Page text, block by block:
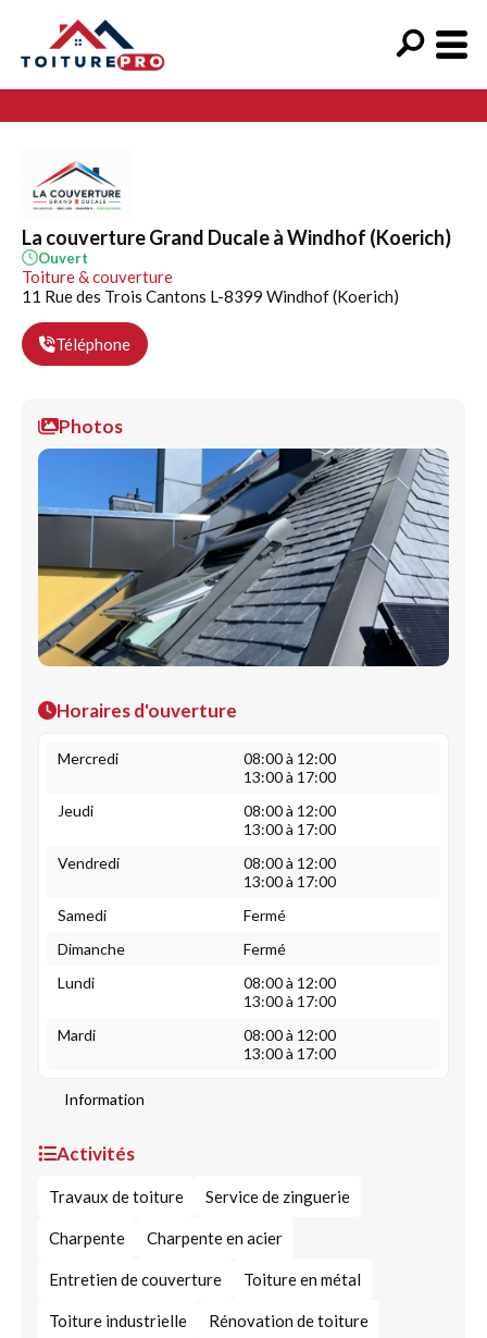
La couverture Grand Ducale à Windhof (Koerich)
Ouvert
Toiture & couverture
11 Rue des Trois Cantons L-8399 Windhof (Koerich)
Téléphone
Photos
Horaires d'ouverture
Mercredi
08:00 à 12:00
13:00 à 17:00
Jeudi
08:00 à 12:00
13:00 à 17:00
Vendredi
08:00 à 12:00
13:00 à 17:00
Samedi
Fermé
Dimanche
Fermé
Lundi
08:00 à 12:00
13:00 à 17:00
Mardi
08:00 à 12:00
13:00 à 17:00
Information
Activités
Travaux de toiture Service de zinguerie
Charpente Charpente en acier
Entretien de couverture Toiture en métal
Toiture industrielle Rénovation de toiture